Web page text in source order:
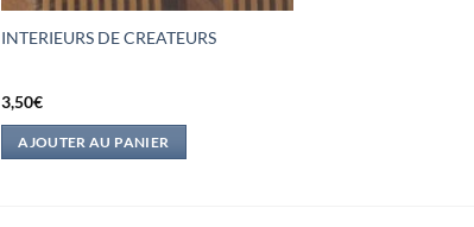
INTERIEURS DE CREATEURS
3,50€
AJOUTER AU PANIER